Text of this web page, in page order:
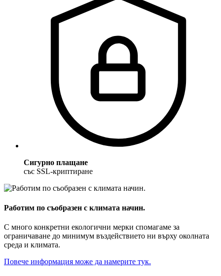
Сигурно плащане
със SSL-криптиране
Работим по съобразен с климата начин.
С много конкретни екологични мерки спомагаме за
ограничаване до минимум въздействието ни върху околната
среда и климата.
Повече информация може да намерите тук.